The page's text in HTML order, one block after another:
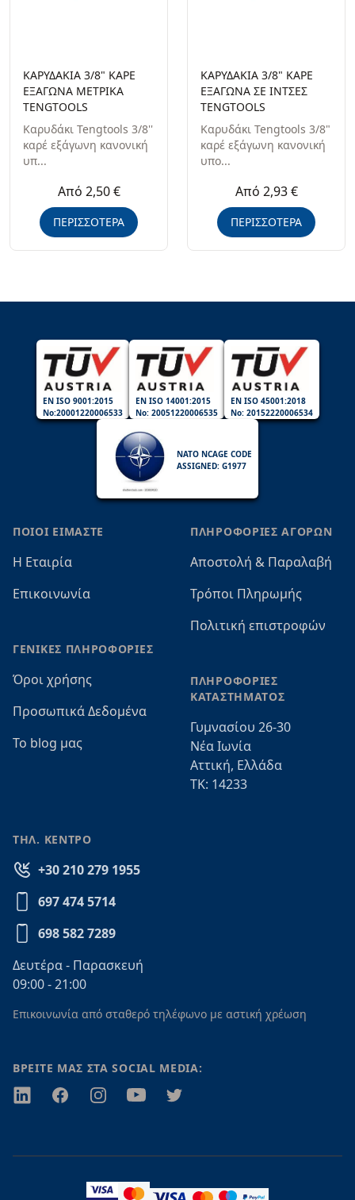
ΚΑΡΥΔΑΚΙΑ 3/8" ΚΑΡΕ
ΕΞΑΓΩΝΑ ΜΕΤΡΙΚΑ
TENGTOOLS
Καρυδάκι Tengtools 3/8''
καρέ εξάγωνη κανονική
υπ...
Από 2,50 €
ΠΕΡΙΣΣΟΤΕΡΑ
ΚΑΡΥΔΑΚΙΑ 3/8" ΚΑΡΕ
ΕΞΑΓΩΝΑ ΣΕ ΙΝΤΣΕΣ
TENGTOOLS
Καρυδάκι Tengtools 3/8"
καρέ εξάγωνη κανονική
υπο...
Από 2,93 €
ΠΕΡΙΣΣΟΤΕΡΑ
EN ISO 9001:2015
No:20001220006533
EN ISO 14001:2015
No: 20051220006535
EN ISO 45001:2018
No: 20152220006534
NATO NCAGE CODE
ASSIGNED: G1977
ΠΟΙΟΙ ΕΙΜΑΣΤΕ
Η Εταιρία
Επικοινωνία
ΓΕΝΙΚΕΣ ΠΛΗΡΟΦΟΡΙΕΣ
Όροι χρήσης
Προσωπικά Δεδομένα
Το blog μας
ΠΛΗΡΟΦΟΡΙΕΣ ΑΓΟΡΩΝ
Αποστολή & Παραλαβή
Τρόποι Πληρωμής
Πολιτική επιστροφών
ΠΛΗΡΟΦΟΡΙΕΣ
ΚΑΤΑΣΤΗΜΑΤΟΣ
Γυμνασίου 26-30
Νέα Ιωνία
Αττική, Ελλάδα
ΤΚ: 14233
ΤΗΛ. ΚΕΝΤΡΟ
+30 210 279 1955
697 474 5714
698 582 7289
Δευτέρα - Παρασκευή
09:00 - 21:00
Επικοινωνία από σταθερό τηλέφωνο με αστική χρέωση
ΒΡΕΙΤΕ ΜΑΣ ΣΤΑ SOCIAL MEDIA:
TwitterFacebookInstagramYoutubeTwitter